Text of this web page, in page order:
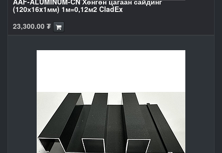
(120х16x1мм) 1м=0,12м2 CladEx
23,300.00 ₮